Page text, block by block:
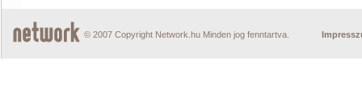
© 2007 Copyright Network.hu Minden jog fenntartva.